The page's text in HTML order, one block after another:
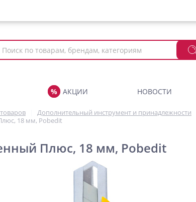
АКЦИИ НОВОСТИ
Дополнительный инструмент и принадлежности
18 мм, Pobedit
Плюс, 18 мм, Pobedit